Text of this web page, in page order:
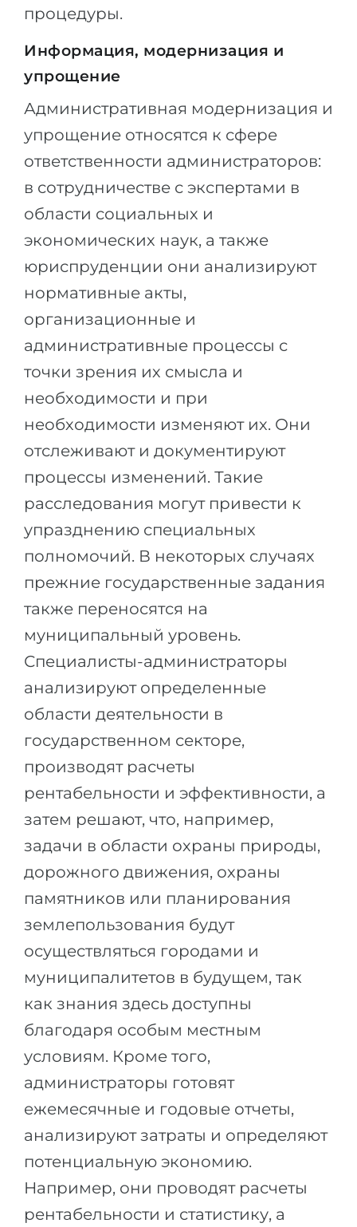
процедуры.
Информация, модернизация и
упрощение
Административная модернизация и
упрощение относятся к сфере
ответственности администраторов:
в сотрудничестве с экспертами в
области социальных и
экономических наук, а также
юриспруденции они анализируют
нормативные акты,
организационные и
административные процессы с
точки зрения их смысла и
необходимости и при
необходимости изменяют их. Они
отслеживают и документируют
процессы изменений. Такие
расследования могут привести к
упразднению специальных
полномочий. В некоторых случаях
прежние государственные задания
также переносятся на
муниципальный уровень.
Специалисты-администраторы
анализируют определенные
области деятельности в
государственном секторе,
производят расчеты
рентабельности и эффективности, а
затем решают, что, например,
задачи в области охраны природы,
дорожного движения, охраны
памятников или планирования
землепользования будут
осуществляться городами и
муниципалитетов в будущем, так
как знания здесь доступны
благодаря особым местным
условиям. Кроме того,
администраторы готовят
ежемесячные и годовые отчеты,
анализируют затраты и определяют
потенциальную экономию.
Например, они проводят расчеты
рентабельности и статистику, а